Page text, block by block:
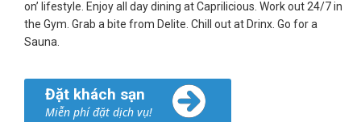
on’ lifestyle. Enjoy all day dining at Caprilicious. Work out 24/7 in
the Gym. Grab a bite from Delite. Chill out at Drinx. Go for a
Sauna.
Đặt khách sạn
Miễn phí đặt dịch vụ!